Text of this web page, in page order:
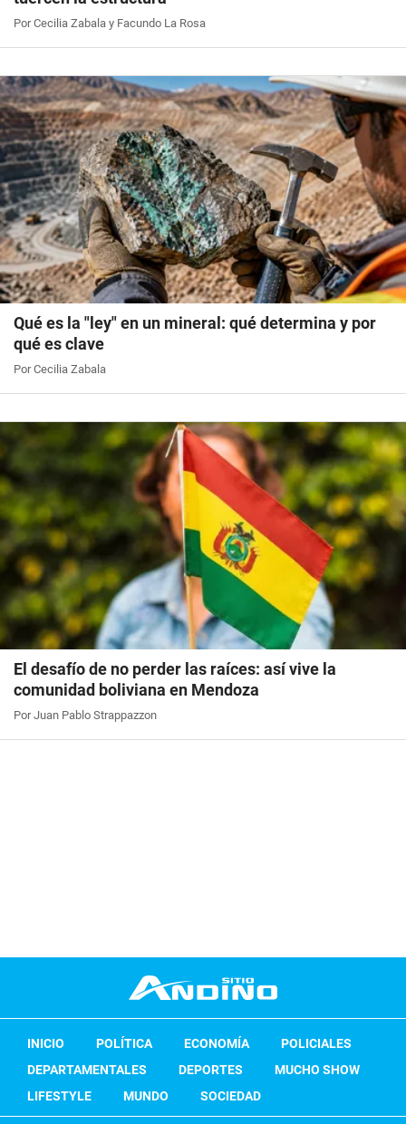
Por Cecilia Zabala y Facundo La Rosa
Qué es la "ley" en un mineral: qué determina y por
qué es clave
Por Cecilia Zabala
El desafío de no perder las raíces: así vive la
comunidad boliviana en Mendoza
Por Juan Pablo Strappazzon
INICIO POLÍTICA ECONOMÍA
POLICIALES
DEPARTAMENTALES
DEPORTES
MUCHO SHOW
LIFESTYLE
MUNDO SOCIEDAD